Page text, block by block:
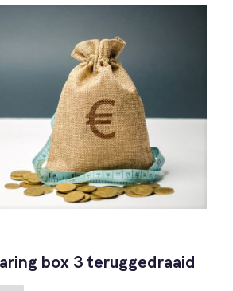
box 3 teruggedraaid